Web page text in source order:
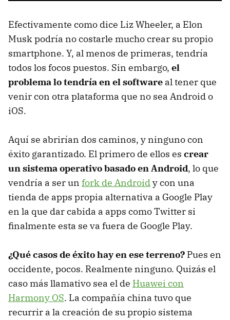
Efectivamente como dice Liz Wheeler, a Elon
Musk podría no costarle mucho crear su propio
smartphone. Y, al menos de primeras, tendría
todos los focos puestos. Sin embargo, el
problema lo tendría en el software al tener que
venir con otra plataforma que no sea Android o
iOS.
Aquí se abrirían dos caminos, y ninguno con
éxito garantizado. El primero de ellos es crear
un sistema operativo basado en Android, lo que
vendría a ser un fork de Androidy con una
tienda de apps propia alternativa a Google Play
en la que dar cabida a apps como Twitter si
finalmente esta se va fuera de Google Play.
¿Qué casos de éxito hay en ese terreno? Pues en
occidente, pocos. Realmente ninguno. Quizás el
caso más llamativo sea el de Huawei con
Harmony OS. La compañía china tuvo que
recurrir a la creación de su propio sistema